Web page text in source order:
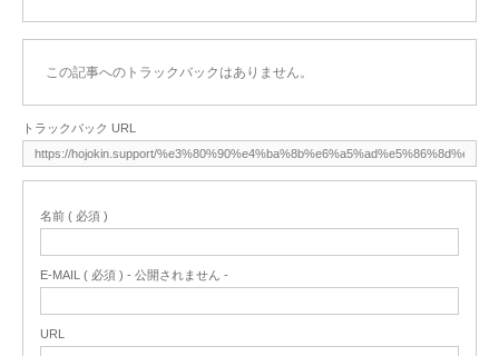
この記事へのトラックバックはありません。
トラックバック URL
名前 ( 必須 )
E-MAIL ( 必須 ) - 公開されません -
URL